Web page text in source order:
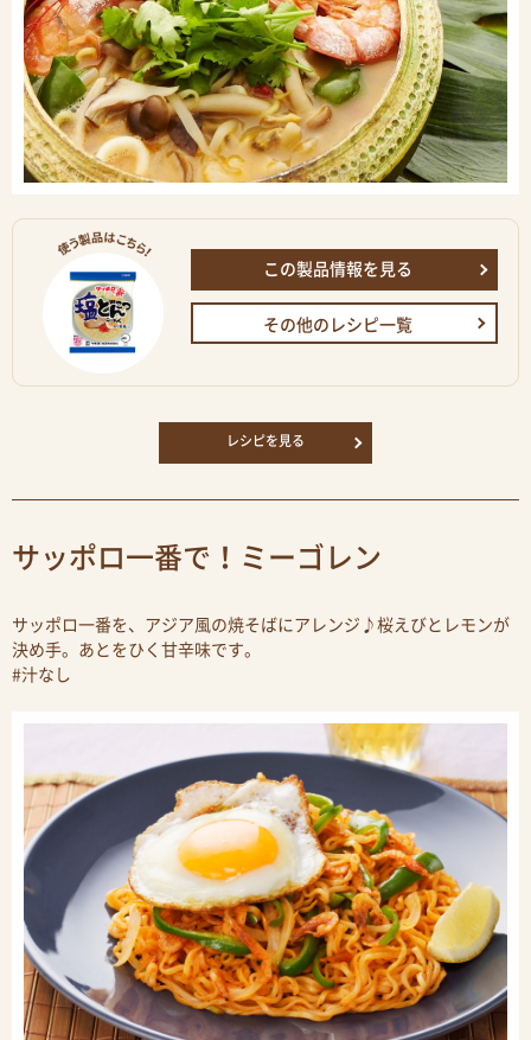
この製品情報を見る
その他のレシピ一覧
レシピを見る
サッポロ一番で！ミーゴレン
サッポロ一番を、アジア風の焼そばにアレンジ♪桜えびとレモンが
決め手。あとをひく甘辛味です。
#汁なし